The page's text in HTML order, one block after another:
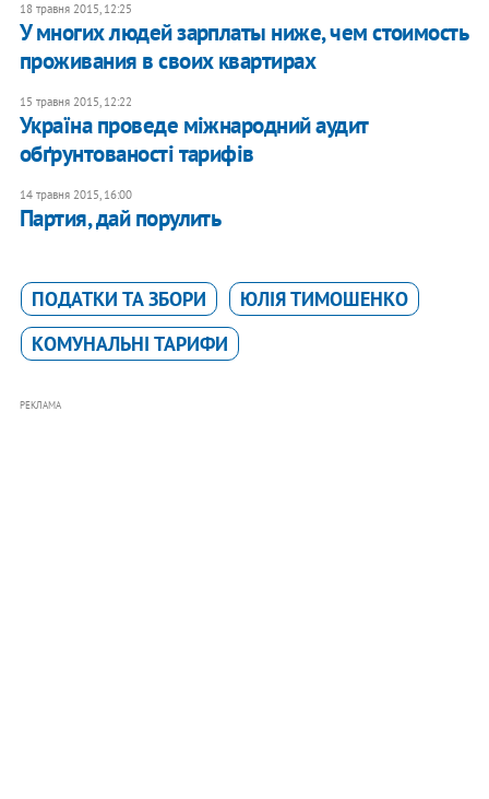
18 травня 2015, 12:25
У многих людей зарплаты ниже, чем стоимость
проживания в своих квартирах
15 травня 2015, 12:22
Україна проведе міжнародний аудит
обґрунтованості тарифів
14 травня 2015, 16:00
Партия, дай порулить
ПОДАТКИ ТА ЗБОРИ
ЮЛІЯ ТИМОШЕНКО
КОМУНАЛЬНІ ТАРИФИ
РЕКЛАМА